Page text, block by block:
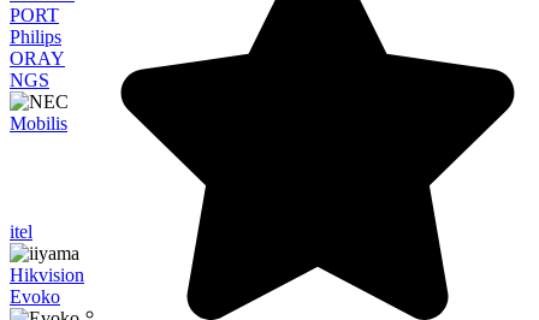
PORT
Philips
ORAY
NGS
Mobilis
itel
Hikvision
Evoko